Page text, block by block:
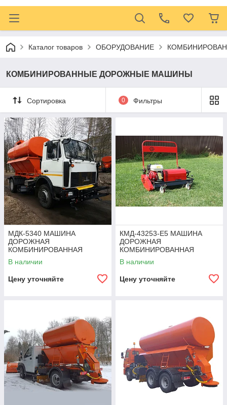
Каталог товаров ОБОРУДОВАНИЕ
КОМБИНИРОВАННЫЕ ДОРОЖНЫЕ МАШИНЫ
Сортировка 0 Фильтры
МДК-5340 МАШИНА
ДОРОЖНАЯ
КОМБИНИРОВАННАЯ
В наличии
Цену уточняйте
КМД-43253-Е5 МАШИНА
ДОРОЖНАЯ
КОМБИНИРОВАННАЯ
В наличии
Цену уточняйте